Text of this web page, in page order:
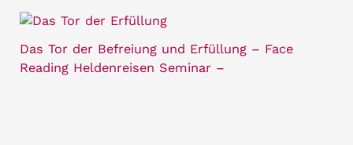
Das Tor der Befreiung und Erfüllung – Face
Reading Heldenreisen Seminar –